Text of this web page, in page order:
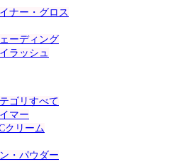
ナー・グロス
ーディング
ラッシュ
ゴリすべて
マー
クリーム
・パウダー